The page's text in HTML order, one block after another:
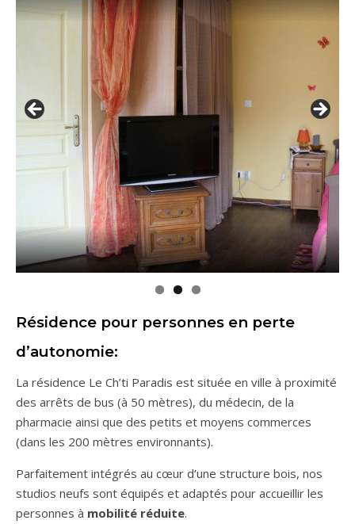
Résidence pour personnes en perte
d’autonomie:
La résidence Le Ch’ti Paradis est située en ville à proximité
des arrêts de bus (à 50 mètres), du médecin, de la
pharmacie ainsi que des petits et moyens commerces
(dans les 200 mètres environnants).
Parfaitement intégrés au cœur d’une structure bois, nos
studios neufs sont équipés et adaptés pour accueillir les
personnes à mobilité réduite.